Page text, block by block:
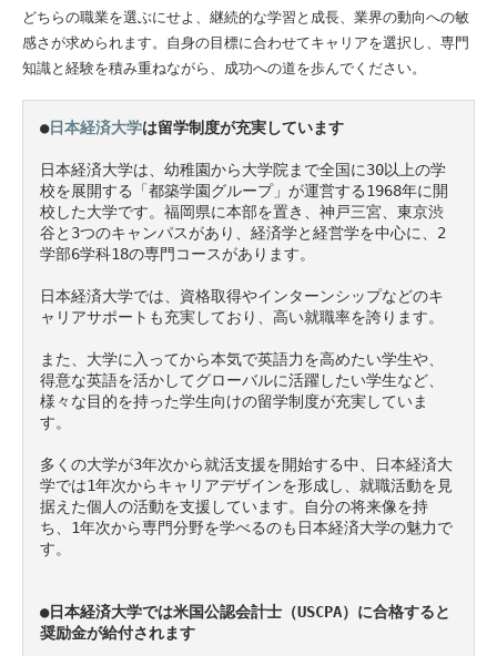
どちらの職業を選ぶにせよ、継続的な学習と成長、業界の動向への敏
感さが求められます。自身の目標に合わせてキャリアを選択し、専門
知識と経験を積み重ねながら、成功への道を歩んでください。
●日本経済大学は留学制度が充実しています
日本経済大学は、幼稚園から大学院まで全国に30以上の学
校を展開する「都築学園グループ」が運営する1968年に開
校した大学です。福岡県に本部を置き、神戸三宮、東京渋
谷と3つのキャンパスがあり、経済学と経営学を中心に、2
学部6学科18の専門コースがあります。
日本経済大学では、資格取得やインターンシップなどのキ
ャリアサポートも充実しており、高い就職率を誇ります。
また、大学に入ってから本気で英語力を高めたい学生や、
得意な英語を活かしてグローバルに活躍したい学生など、
様々な目的を持った学生向けの留学制度が充実していま
す。
多くの大学が3年次から就活支援を開始する中、日本経済大
学では1年次からキャリアデザインを形成し、就職活動を見
据えた個人の活動を支援しています。自分の将来像を持
ち、1年次から専門分野を学べるのも日本経済大学の魅力で
す。
●日本経済大学では米国公認会計士（USCPA）に合格すると
奨励金が給付されます